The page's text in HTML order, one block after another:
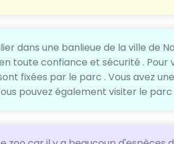
dans une banlieue de la ville de
toute confiance et sécurité .
fixées par le parc . Vous avez
pouvez également visiter le parc